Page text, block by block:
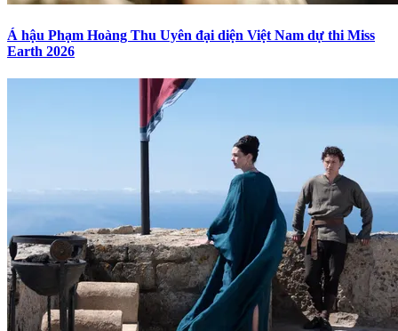
Á hậu Phạm Hoàng Thu Uyên đại diện Việt Nam dự thi Miss
Earth 2026